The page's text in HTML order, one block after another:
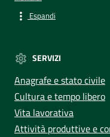
Espandi
SERVIZI
Anagrafe e stato civile
Cultura e tempo libero
Vita lavorativa
Attività produttive e